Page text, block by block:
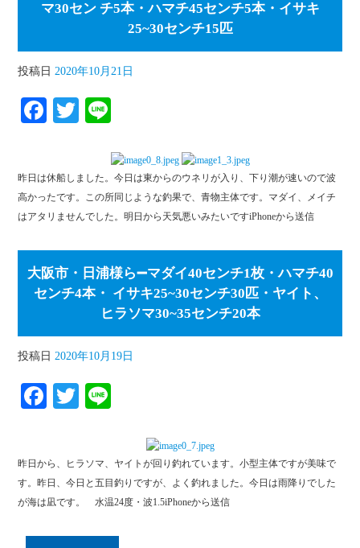
マ30セン チ5本・ハマチ45センチ5本・イサキ
25~30センチ15匹
投稿日 2020年10月21日
Fa
ok
T
r
昨日は休船しました。今日は東からのウネリが入り、下り潮が速いので波
高かったです。この所同じような釣果で、青物主体です。マダイ、メイチ
はアタリませんでした。明日から天気悪いみたいですiPhoneから送信
大阪市・日浦様ら➖マダイ40センチ1枚・ハマチ40
センチ4本・ イサキ25~30センチ30匹・ヤイト、
ヒラソマ30~35センチ20本
投稿日 2020年10月19日
Fa
ok
T
r
昨日から、ヒラソマ、ヤイトが回り釣れています。小型主体ですが美味で
す。昨日、今日と五目釣りですが、よく釣れました。今日は雨降りでした
が海は凪です。 水温24度・波1.5iPhoneから送信